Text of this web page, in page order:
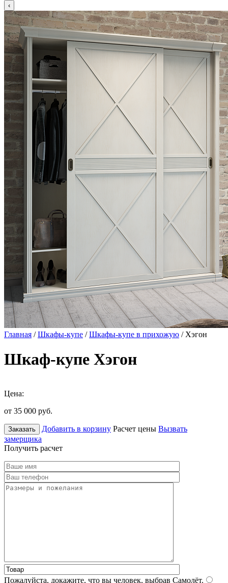
Главная /Шкафы-купе /Шкафы-купе в прихожую / Хэгон
Шкаф-купе Хэгон
Цена:
от 35 000 руб.
Заказать Добавить в корзину Расчет цены Вызвать
замерщика
Получить расчет
Пожалуйста, докажите, что вы человек, выбрав Самолёт.